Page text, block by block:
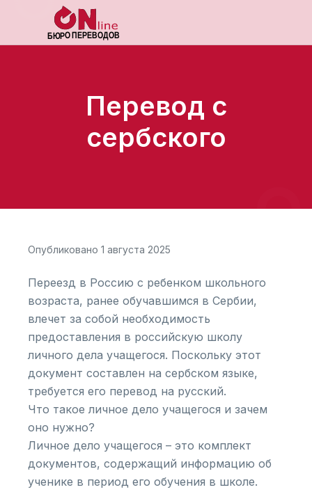
Перевод с
сербского
Опубликовано 1 августа 2025
Переезд в Россию с ребенком школьного
возраста, ранее обучавшимся в Сербии,
влечет за собой необходимость
предоставления в российскую школу
личного дела учащегося. Поскольку этот
документ составлен на сербском языке,
требуется его перевод на русский.
Что такое личное дело учащегося и зачем
оно нужно?
Личное дело учащегося – это комплект
документов, содержащий информацию об
ученике в период его обучения в школе.